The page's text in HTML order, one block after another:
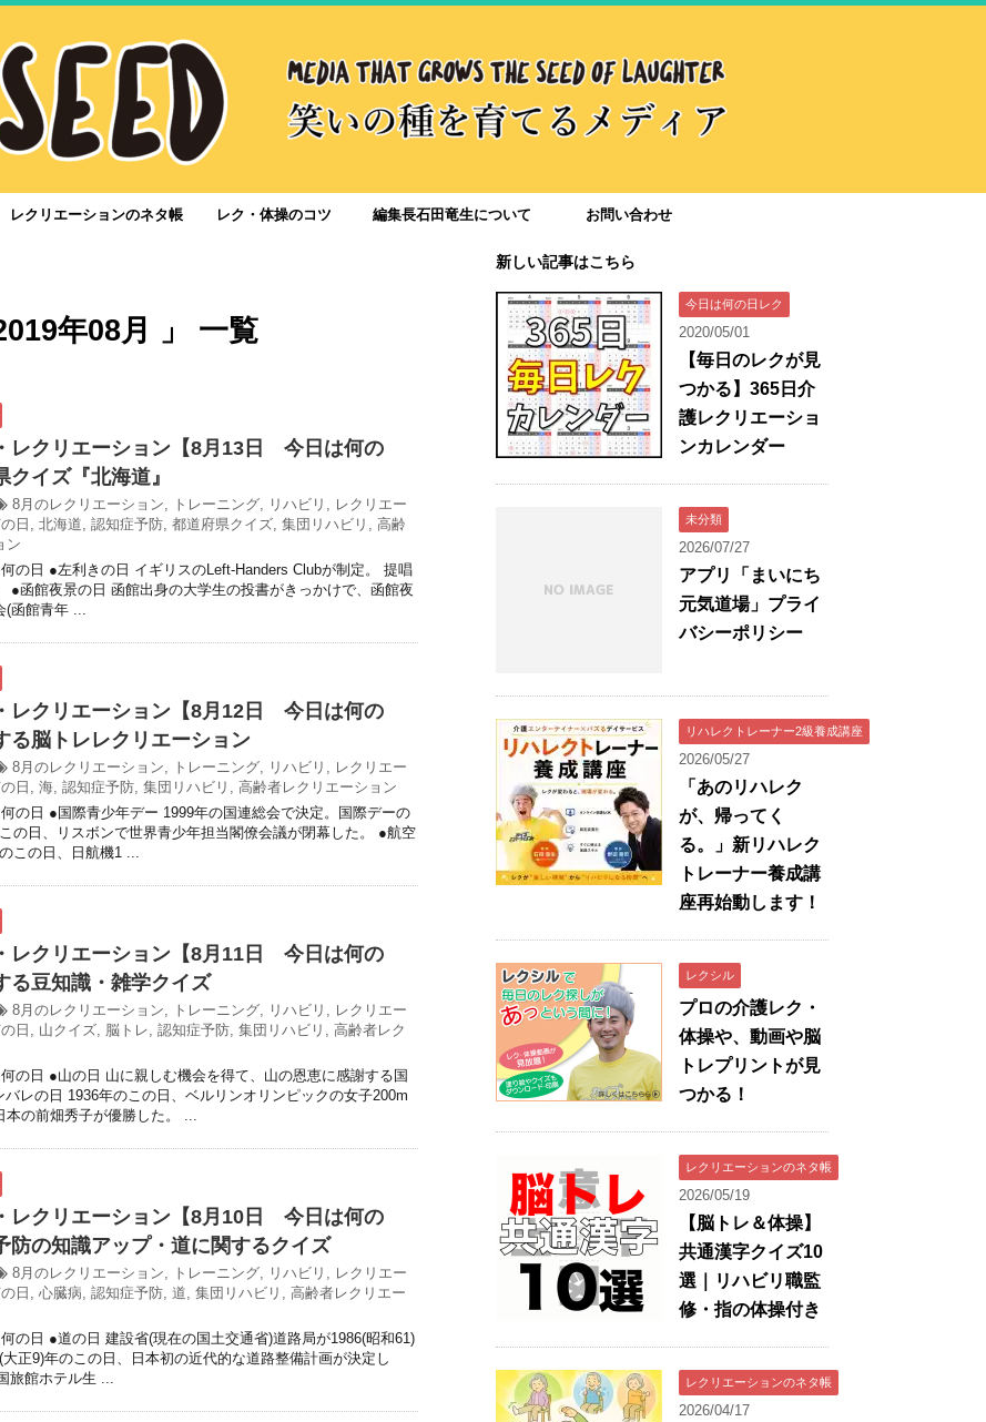
レクリエーションのネタ帳 レク・体操のコツ 編集長石田竜生について お問い合わせ
年08月 」 一覧
レクリエーション【8月13日 今日は何の
クイズ『北海道』
8月のレクリエーション, トレーニング, リハビリ , レクリエー
日 , 北海道, 認知症予防, 都道府県クイズ, 集団リハビリ , 高齢
ン
の日 ●左利きの日 イギリスのLeft-Handers Clubが制定。 提唱
●函館夜景の日 函館出身の大学生の投書がきっかけで、函館夜
(函館青年 ...
レクリエーション【8月12日 今日は何の
る脳トレレクリエーション
8月のレクリエーション, トレーニング, リハビリ , レクリエー
日 , 海, 認知症予防, 集団リハビリ , 高齢者レクリエーション
の日 ●国際青少年デー 1999年の国連総会で決定。国際デーの
の日、リスボンで世界青少年担当閣僚会議が閉幕した。 ●航空
この日、日航機1 ...
レクリエーション【8月11日 今日は何の
る豆知識・雑学クイズ
8月のレクリエーション, トレーニング, リハビリ , レクリエー
日 , 山クイズ, 脳トレ, 認知症予防, 集団リハビリ , 高齢者レク
の日 ●山の日 山に親しむ機会を得て、山の恩恵に感謝する国
バレの日 1936年のこの日、ベルリンオリンピックの女子200m
本の前畑秀子が優勝した。 ...
レクリエーション【8月10日 今日は何の
防の知識アップ・道に関するクイズ
8月のレクリエーション, トレーニング, リハビリ , レクリエー
日 , 心臓病, 認知症予防, 道, 集団リハビリ , 高齢者レクリエー
の日 ●道の日 建設省(現在の国土交通省)道路局が1986(昭和61)
正9)年のこの日、日本初の近代的な道路整備計画が決定し
旅館ホテル生 ...
新しい記事はこちら
今日は何の日レク
2020/05/01
【毎日のレクが見
つかる】365日介
護レクリエーショ
ンカレンダー
未分類
2026/07/27
アプリ「まいにち
元気道場」プライ
バシーポリシー
リハレクトレーナー2級養成講座
2026/05/27
「あのリハレク
が、帰ってく
る。」新リハレク
トレーナー養成講
座再始動します！
レクシル
プロの介護レク・
体操や、動画や脳
トレプリントが見
つかる！
レクリエーションのネタ帳
2026/05/19
【脳トレ＆体操】
共通漢字クイズ10
選｜リハビリ職監
修・指の体操付き
レクリエーションのネタ帳
2026/04/17